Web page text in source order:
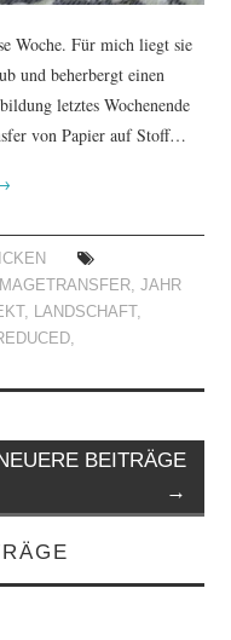
Woche. Für mich liegt sie
und beherbergt einen
letztes Wochenende
von Papier auf Stoff…
IMAGETRANSFER,JAHR
, LANDSCHAFT ,
,
BEITRÄGE
→